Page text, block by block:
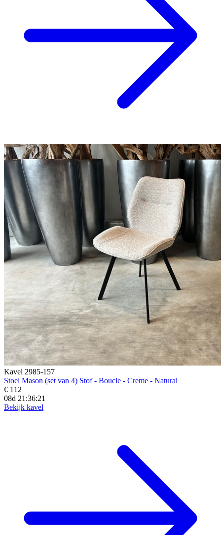
Kavel 2985-157
Stoel Mason (set van 4) Stof - Boucle - Creme - Natural
€ 112
08d 21:36:19
Bekijk kavel